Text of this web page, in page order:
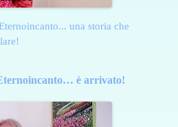
una storia che
è arrivato!